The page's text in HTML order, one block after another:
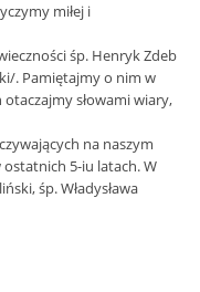
miłej i
śp. Henryk Zdeb
. Pamiętajmy o nim w
słowami wiary,
na naszym
5-iu latach. W
śp. Władysława